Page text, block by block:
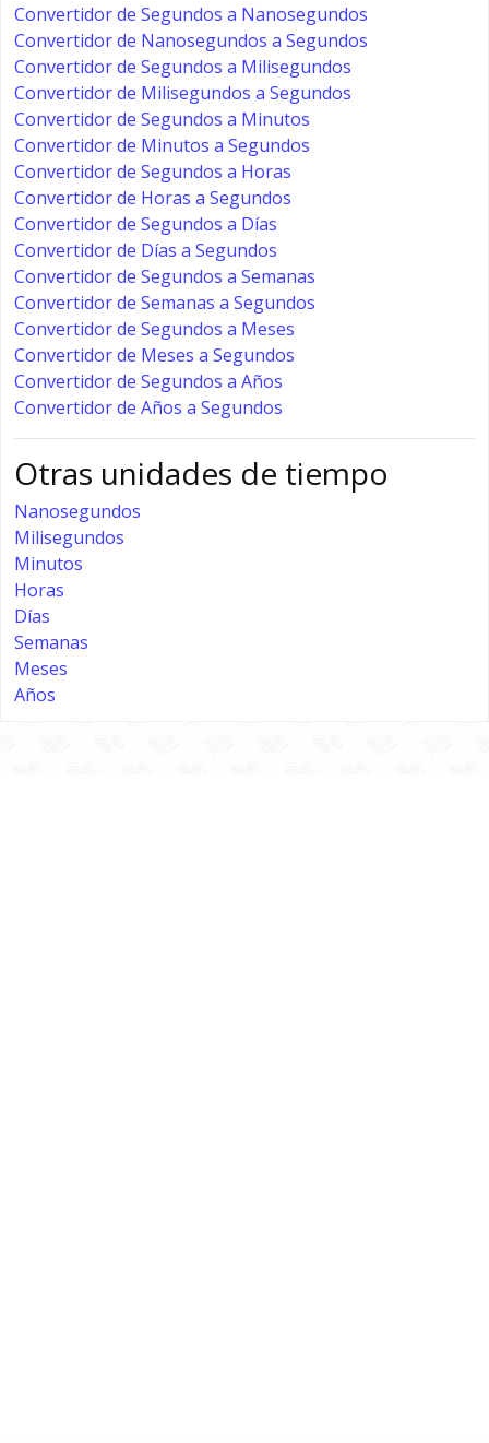
Convertidor de Segundos a Nanosegundos
Convertidor de Nanosegundos a Segundos
Convertidor de Segundos a Milisegundos
Convertidor de Milisegundos a Segundos
Convertidor de Segundos a Minutos
Convertidor de Minutos a Segundos
Convertidor de Segundos a Horas
Convertidor de Horas a Segundos
Convertidor de Segundos a Días
Convertidor de Días a Segundos
Convertidor de Segundos a Semanas
Convertidor de Semanas a Segundos
Convertidor de Segundos a Meses
Convertidor de Meses a Segundos
Convertidor de Segundos a Años
Convertidor de Años a Segundos
Otras unidades de tiempo
Nanosegundos
Milisegundos
Minutos
Horas
Días
Semanas
Meses
Años